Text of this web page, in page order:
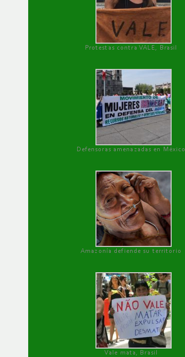
Protestas contra VALE, Brasil
Defensoras amenazadas en México
Amazonía defiende su territorio
Vale mata, Brasil